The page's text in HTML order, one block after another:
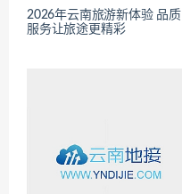
2026年云南旅游新体验 品质
服务让旅途更精彩